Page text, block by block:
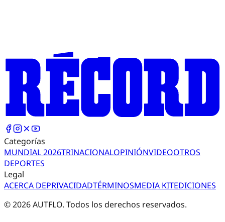
Categorías
MUNDIAL 2026TRINACIONALOPINIÓNVIDEOOTROS
DEPORTES
Legal
ACERCA DEPRIVACIDADTÉRMINOSMEDIA KITEDICIONES
©2026AUTFLO. Todos los derechos reservados.